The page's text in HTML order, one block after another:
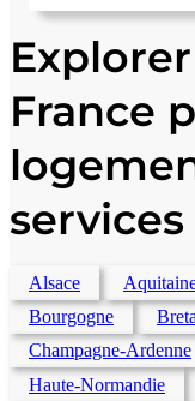
France
services
Alsace
Bourgogne
Champagne-Ardenne
Haute-Normandie